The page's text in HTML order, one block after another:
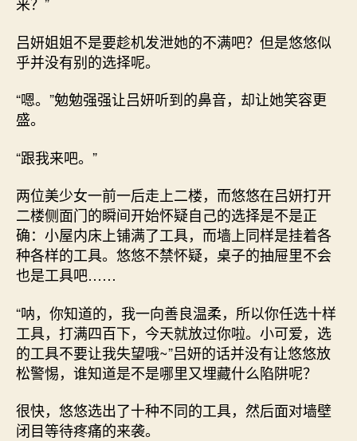
吕妍姐姐不是要趁机发泄她的不满吧？但是悠悠似
乎并没有别的选择呢。
“嗯。”勉勉强强让吕妍听到的鼻音，却让她笑容更
盛。
“跟我来吧。”
两位美少女一前一后走上二楼，而悠悠在吕妍打开
二楼侧面门的瞬间开始怀疑自己的选择是不是正
确：小屋内床上铺满了工具，而墙上同样是挂着各
种各样的工具。悠悠不禁怀疑，桌子的抽屉里不会
也是工具吧……
“呐，你知道的，我一向善良温柔，所以你任选十样
工具，打满四百下，今天就放过你啦。小可爱，选
的工具不要让我失望哦~”吕妍的话并没有让悠悠放
松警惕，谁知道是不是哪里又埋藏什么陷阱呢？
很快，悠悠选出了十种不同的工具，然后面对墙壁
闭目等待疼痛的来袭。